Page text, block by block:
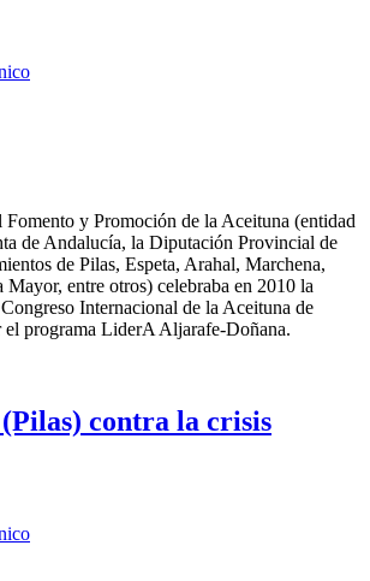
Fomento y Promoción de la Aceituna (entidad
de Andalucía, la Diputación Provincial de
de Pilas, Espeta, Arahal, Marchena,
Mayor, entre otros) celebraba en 2010 la
Internacional de la Aceituna de
el programa LiderA Aljarafe-Doñana.
contra la crisis